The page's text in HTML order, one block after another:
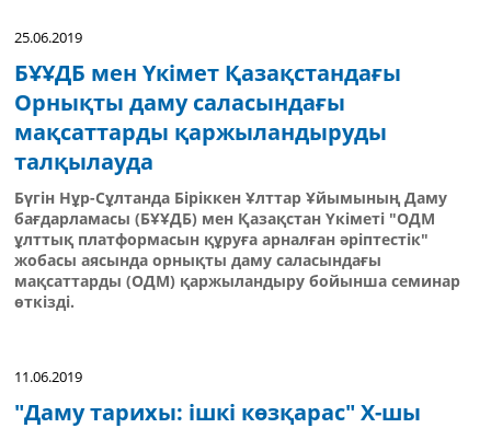
25.06.2019
БҰҰДБ мен Үкімет Қазақстандағы
Орнықты даму саласындағы
мақсаттарды қаржыландыруды
талқылауда
Бүгін Нұр-Сұлтанда Біріккен Ұлттар Ұйымының Даму
бағдарламасы (БҰҰДБ) мен Қазақстан Үкіметі "ОДМ
ұлттық платформасын құруға арналған әріптестік"
жобасы аясында орнықты даму саласындағы
мақсаттарды (ОДМ) қаржыландыру бойынша семинар
өткізді.
11.06.2019
"Даму тарихы: ішкі көзқарас" Х-шы